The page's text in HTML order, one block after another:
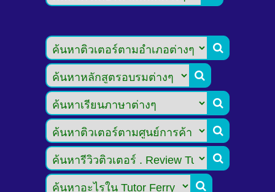





